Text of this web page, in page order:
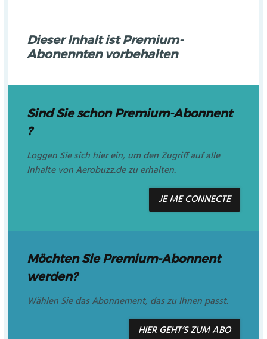
Dieser Inhalt ist Premium-
Abonennten vorbehalten
Sind Sie schon Premium-Abonnent
?
Loggen Sie sich hier ein, um den Zugriff auf alle
Inhalte von Aerobuzz.de zu erhalten.
JE ME CONNECTE
Möchten Sie Premium-Abonnent
werden?
Wählen Sie das Abonnement, das zu Ihnen passt.
HIER GEHT’S ZUM ABO